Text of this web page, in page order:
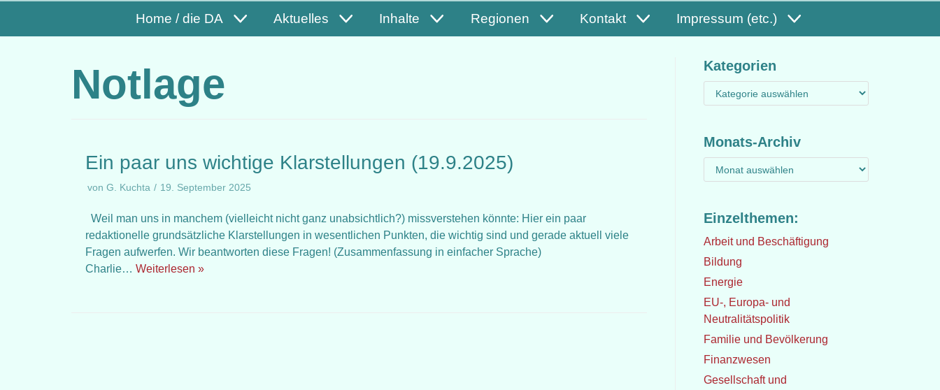
Home / die DA Aktuelles Inhalte Regionen Kontakt Impressum (etc.)
Notlage
Ein paar uns wichtige Klarstellungen (19.9.2025)
von G. Kuchta 19. September 2025
Weil man uns in manchem (vielleicht nicht ganz unabsichtlich?) missverstehen könnte: Hier ein paar
redaktionelle grundsätzliche Klarstellungen in wesentlichen Punkten, die wichtig sind und gerade aktuell viele
Fragen aufwerfen. Wir beantworten diese Fragen! (Zusammenfassung in einfacher Sprache)
Charlie… Weiterlesen »
Kategorien
Monats-Archiv
Einzelthemen:
Arbeit und Beschäftigung
Bildung
Energie
EU-, Europa- und
Neutralitätspolitik
Familie und Bevölkerung
Finanzwesen
Gesellschaft und